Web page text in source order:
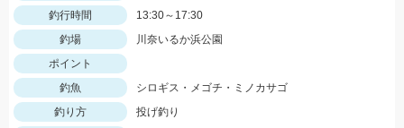
釣行時間
13:30～17:30
釣場
川奈いるか浜公園
ポイント
釣魚
シロギス・メゴチ・ミノカサゴ
釣り方
投げ釣り